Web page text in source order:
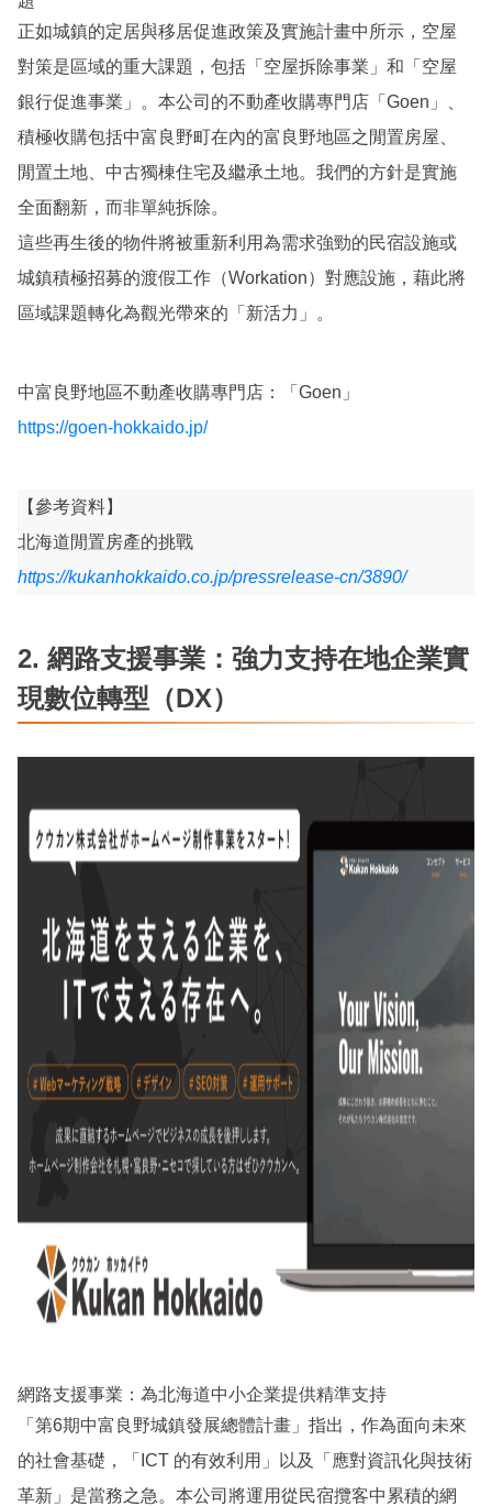
正如城鎮的定居與移居促進政策及實施計畫中所示，空屋
對策是區域的重大課題，包括「空屋拆除事業」和「空屋
銀行促進事業」。本公司的不動產收購專門店「Goen」、
積極收購包括中富良野町在內的富良野地區之閒置房屋、
閒置土地、中古獨棟住宅及繼承土地。我們的方針是實施
全面翻新，而非單純拆除。
這些再生後的物件將被重新利用為需求強勁的民宿設施或
城鎮積極招募的渡假工作（Workation）對應設施，藉此將
區域課題轉化為觀光帶來的「新活力」。
中富良野地區不動產收購專門店：「Goen」
https://goen-hokkaido.jp/
【參考資料】
北海道閒置房產的挑戰
https://kukanhokkaido.co.jp/pressrelease-cn/3890/
2. 網路支援事業：強力支持在地企業實
現數位轉型（DX）
網路支援事業：為北海道中小企業提供精準支持
「第6期中富良野城鎮發展總體計畫」指出，作為面向未來
的社會基礎，「ICT 的有效利用」以及「應對資訊化與技術
革新」是當務之急。本公司將運用從民宿攬客中累積的網